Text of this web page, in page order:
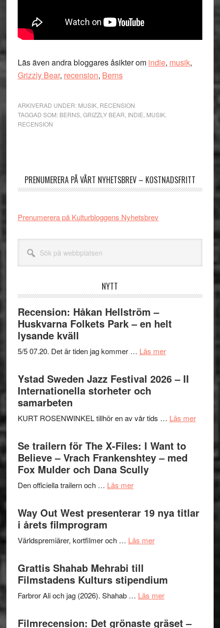
Läs även andra bloggares åsikter om indie, musik,
Grizzly Bear, recension, Berns
ARKIVERAD UNDER: MUSIK, RECENSION
TAGGAD SOM: BERNS, GRIZZLY BEAR INDIE MUSIK,
RECENSION
PRENUMERERA PÅ VÅRT NYHETSBREV – KOSTNADSFRITT
Prenumerera på Kulturbloggens Nyhetsbrev
webbplatsen
NYTT
Recension: Håkan Hellström –
Huskvarna Folkets Park – en helt
lysande kväll
5/5 07.20. Det är tiden jag kommer … Läs merom
Håkan
Hellström
Folkets
–
en
Ystad Sweden Jazz Festival 2026 – II
Internationella storheter och
samarbeten
KURT ROSENWINKEL tillhör en av vår tids … Läs merom
Se trailern för The X-Files: I Want to
Believe – Vrach Frankenshtey – med
Fox Mulder och Dana Scully
Den officiella trailern och … Läs merom
trailern
för
X-
I
Want
to
Believe
Way Out West presenterar 19 nya titlar
i årets filmprogram
Världspremiärer, kortfilmer och … Läs merom
presenterar
19
titlar
Grattis Shahab Mehrabi till
Filmstadens Kulturs stipendium
Farbror Ali och jag (2026). Shahab … Läs merom
Shahab
Filmrecension: Det grönaste gräset –